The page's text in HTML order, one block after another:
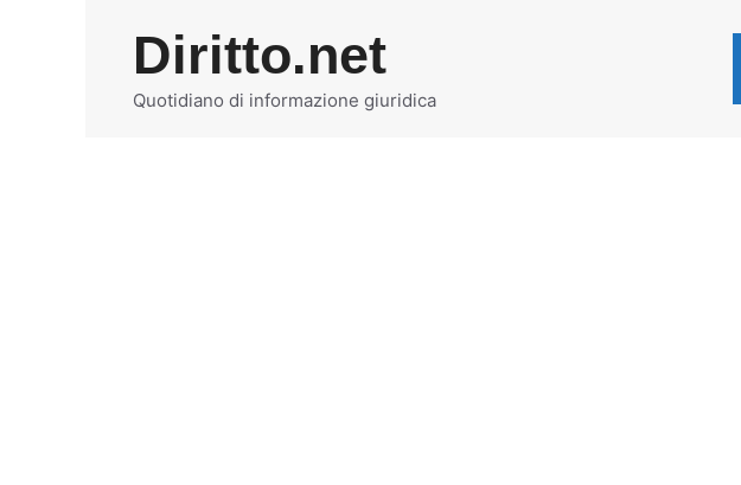
Diritto.net
Quotidiano di informazione giuridica